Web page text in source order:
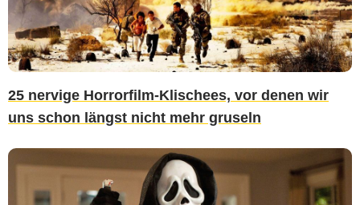
25 nervige Horrorfilm-Klischees, vor denen wir
uns schon längst nicht mehr gruseln